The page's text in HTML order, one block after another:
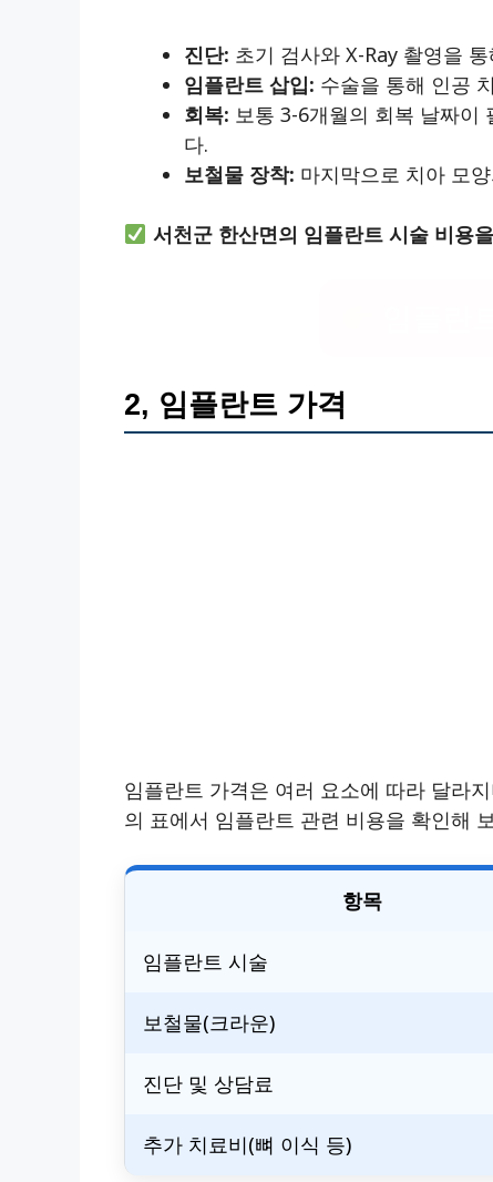
진단: 초기 검사와 X-Ray 촬영을
임플란트 삽입: 수술을 통해 인공
회복: 보통 3-6개월의 회복 날짜이
다.
보철물 장착: 마지막으로 치아 모
서천군 한산면의 임플란트 시술 비용
2, 임플란트 가격
임플란트 가격은 여러 요소에 따라 달라
의 표에서 임플란트 관련 비용을 확인해
항목
임플란트 시술
보철물(크라운)
진단 및 상담료
추가 치료비(뼈 이식 등)